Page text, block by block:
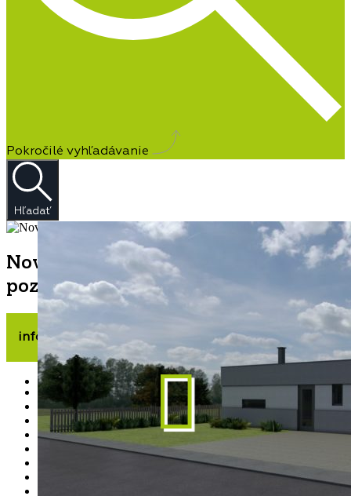
Pokročilé vyhľadávanie
Hľadať
Novostavba Rodinný dom Liešťany
poz. 571 m2
info v RK